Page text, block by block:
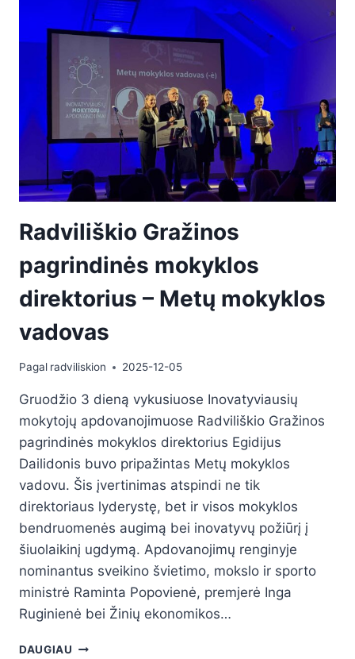
Radviliškio Gražinos
pagrindinės mokyklos
direktorius – Metų mokyklos
vadovas
Pagal radviliskion 2025-12-05
Gruodžio 3 dieną vykusiuose Inovatyviausių
mokytojų apdovanojimuose Radviliškio Gražinos
pagrindinės mokyklos direktorius Egidijus
Dailidonis buvo pripažintas Metų mokyklos
vadovu. Šis įvertinimas atspindi ne tik
direktoriaus lyderystę, bet ir visos mokyklos
bendruomenės augimą bei inovatyvų požiūrį į
šiuolaikinį ugdymą. Apdovanojimų renginyje
nominantus sveikino švietimo, mokslo ir sporto
ministrė Raminta Popovienė, premjerė Inga
Ruginienė bei Žinių ekonomikos…
DAUGIAU